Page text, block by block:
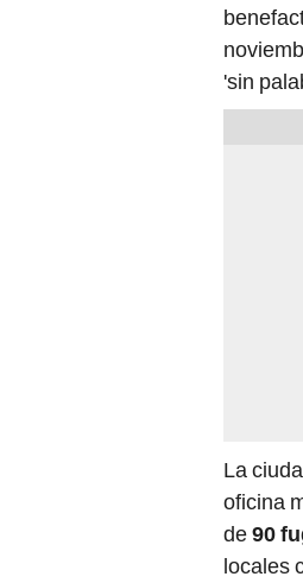
'sin
La
oficina
de90
locales